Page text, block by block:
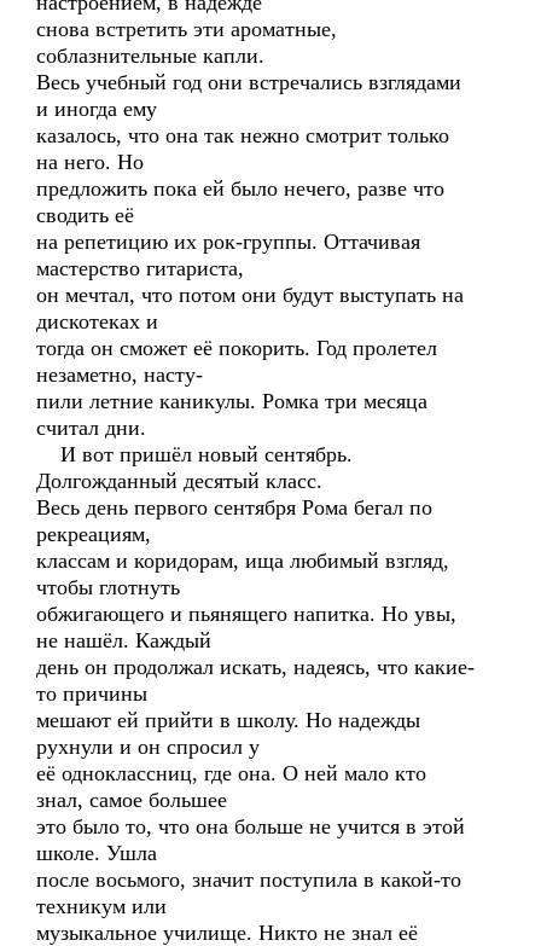
снова встретить эти ароматные,
соблазнительные капли.
Весь учебный год они встречались взглядами
и иногда ему
казалось, что она так нежно смотрит только
на него. Но
предложить пока ей было нечего, разве что
сводить её
на репетицию их рок-группы. Оттачивая
мастерство гитариста,
он мечтал, что потом они будут выступать на
дискотеках и
тогда он сможет её покорить. Год пролетел
незаметно, насту-
пили летние каникулы. Ромка три месяца
считал дни.
И вот пришёл новый сентябрь.
Долгожданный десятый класс.
Весь день первого сентября Рома бегал по
рекреациям,
классам и коридорам, ища любимый взгляд,
чтобы глотнуть
обжигающего и пьянящего напитка. Но увы,
не нашёл. Каждый
день он продолжал искать, надеясь, что какие-
то причины
мешают ей прийти в школу. Но надежды
рухнули и он спросил у
её одноклассниц, где она. О ней мало кто
знал, самое большее
это было то, что она больше не учится в этой
школе. Ушла
после восьмого, значит поступила в какой-то
техникум или
музыкальное училище. Никто не знал её